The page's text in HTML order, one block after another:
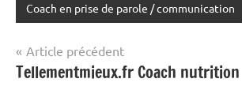
Coach en prise de parole / communication
Navigation
de
Article précédent
Tellementmieux.fr Coach nutrition